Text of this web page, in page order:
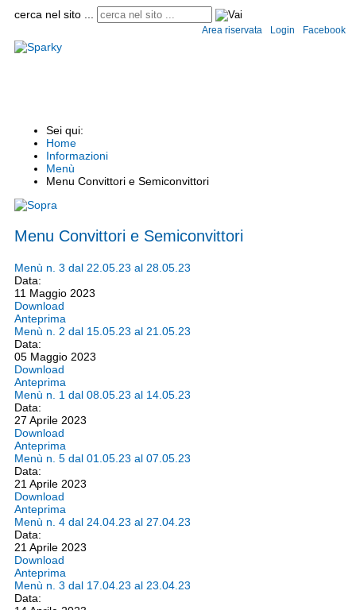
cerca nel sito ...
Area riservata Login Facebook
Sei qui:
Home
Informazioni
Menù
Menu Convittori e Semiconvittori
Menu Convittori e Semiconvittori
Menù n. 3 dal 22.05.23 al 28.05.23
Data:
11 Maggio 2023
Download
Anteprima
Menù n. 2 dal 15.05.23 al 21.05.23
Data:
05 Maggio 2023
Download
Anteprima
Menù n. 1 dal 08.05.23 al 14.05.23
Data:
27 Aprile 2023
Download
Anteprima
Menù n. 5 dal 01.05.23 al 07.05.23
Data:
21 Aprile 2023
Download
Anteprima
Menù n. 4 dal 24.04.23 al 27.04.23
Data:
21 Aprile 2023
Download
Anteprima
Menù n. 3 dal 17.04.23 al 23.04.23
Data: